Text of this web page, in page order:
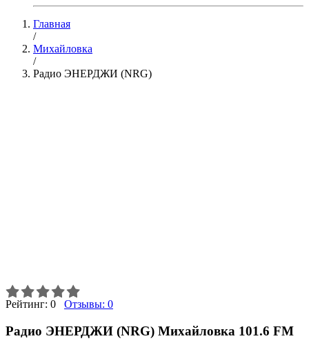
Главная
/
Михайловка
/
Радио ЭНЕРДЖИ (NRG)
Рейтинг: 0 Отзывы: 0
Радио ЭНЕРДЖИ (NRG) Михайловка 101.6 FM